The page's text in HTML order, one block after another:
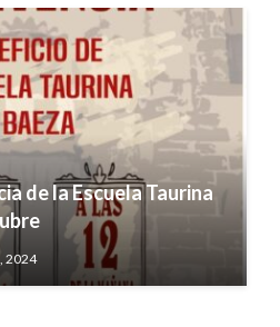
de la Escuela Taurina
2024